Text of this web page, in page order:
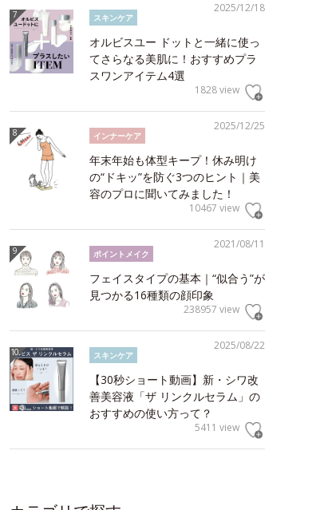
2025/12/18
スキンケア
オルビスユー ドットと一緒に使っ
てさらなる美肌に！おすすめプラ
スワンアイテム4選
1828 view
2025/12/25
インナーケア
年末年始も体型キープ！休み明け
の“ドキッ”を防ぐ3つのヒント｜美
容のプロに聞いてみました！
10467 view
2021/08/11
ポイントメイク
フェイスタイプの基本｜“似合う”が
見つかる16種類の顔印象
238957 view
2025/08/22
スキンケア
【30秒ショート動画】新・シワ改
善美容液「ザ リンクルセラム」の
おすすめの使い方って？
5411 view